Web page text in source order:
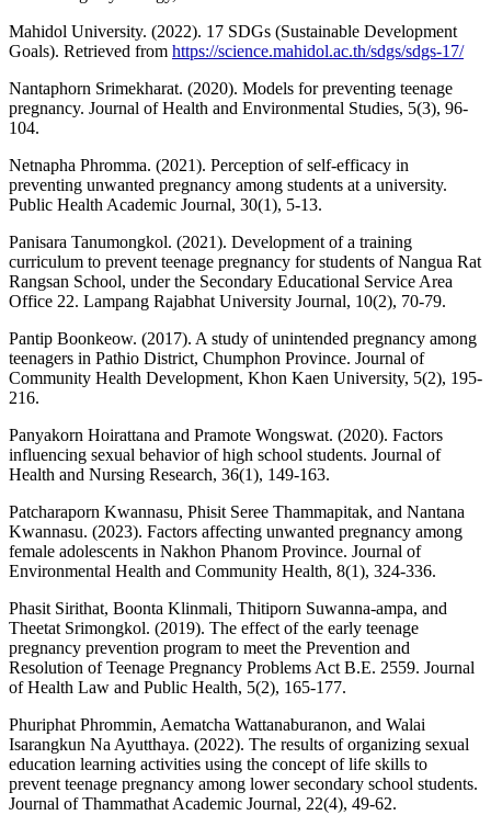
Mahidol University. (2022). 17 SDGs (Sustainable Development
Goals). Retrieved from https://science.mahidol.ac.th/sdgs/sdgs-17/
Nantaphorn Srimekharat. (2020). Models for preventing teenage
pregnancy. Journal of Health and Environmental Studies, 5(3), 96-
104.
Netnapha Phromma. (2021). Perception of self-efficacy in
preventing unwanted pregnancy among students at a university.
Public Health Academic Journal, 30(1), 5-13.
Panisara Tanumongkol. (2021). Development of a training
curriculum to prevent teenage pregnancy for students of Nangua Rat
Rangsan School, under the Secondary Educational Service Area
Office 22. Lampang Rajabhat University Journal, 10(2), 70-79.
Pantip Boonkeow. (2017). A study of unintended pregnancy among
teenagers in Pathio District, Chumphon Province. Journal of
Community Health Development, Khon Kaen University, 5(2), 195-
216.
Panyakorn Hoirattana and Pramote Wongswat. (2020). Factors
influencing sexual behavior of high school students. Journal of
Health and Nursing Research, 36(1), 149-163.
Patcharaporn Kwannasu, Phisit Seree Thammapitak, and Nantana
Kwannasu. (2023). Factors affecting unwanted pregnancy among
female adolescents in Nakhon Phanom Province. Journal of
Environmental Health and Community Health, 8(1), 324-336.
Phasit Sirithat, Boonta Klinmali, Thitiporn Suwanna-ampa, and
Theetat Srimongkol. (2019). The effect of the early teenage
pregnancy prevention program to meet the Prevention and
Resolution of Teenage Pregnancy Problems Act B.E. 2559. Journal
of Health Law and Public Health, 5(2), 165-177.
Phuriphat Phrommin, Aematcha Wattanaburanon, and Walai
Isarangkun Na Ayutthaya. (2022). The results of organizing sexual
education learning activities using the concept of life skills to
prevent teenage pregnancy among lower secondary school students.
Journal of Thammathat Academic Journal, 22(4), 49-62.